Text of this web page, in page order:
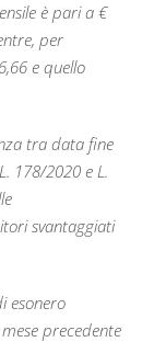
è pari a €
per
e quello
tra data fine
178/2020 e L.
svantaggiati
esonero
precedente